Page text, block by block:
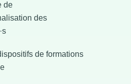
de
des
de formations